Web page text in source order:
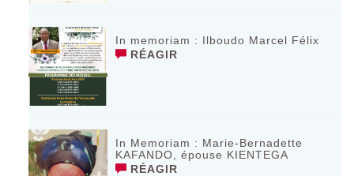
In memoriam : Ilboudo Marcel Félix
RÉAGIR
In Memoriam : Marie-Bernadette
KAFANDO, épouse KIENTEGA
RÉAGIR